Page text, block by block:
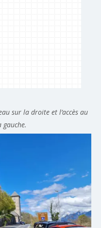
sur la droite et l’accès au